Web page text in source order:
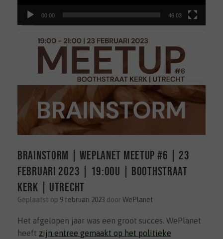
00:00 46:03
BRAINSTORM | WePlanet Meetup #6 | 23
februari 2023 | 19:00u | Boothstraat
kerk | Utrecht
Geplaatst op 9 februari 2023 door WePlanet
Het afgelopen jaar was een groot succes. WePlanet
heeft zijn entree gemaakt op het politieke